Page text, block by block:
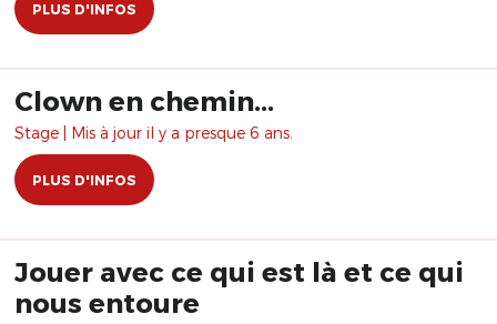
PLUS D'INFOS
Clown en chemin...
Stage | Mis à jour il y a presque 6 ans.
PLUS D'INFOS
Jouer avec ce qui est là et ce qui
nous entoure